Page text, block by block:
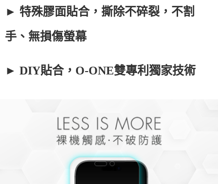
► 特殊膠面貼合，撕除不碎裂，不割
手、無損傷螢幕
► DIY貼合，O-ONE雙專利獨家技術